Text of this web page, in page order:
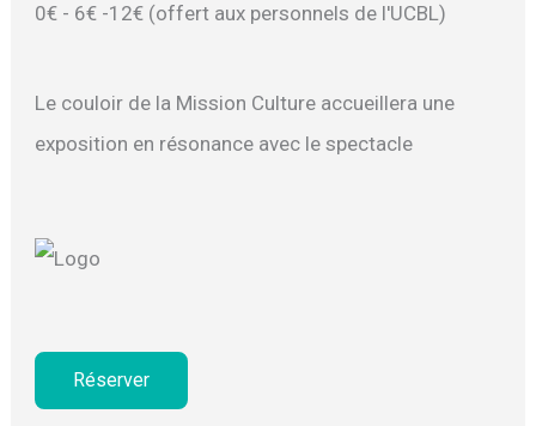
0€ - 6€ -12€ (offert aux personnels de l'UCBL)
Le couloir de la Mission Culture accueillera une
exposition en résonance avec le spectacle
Réserver